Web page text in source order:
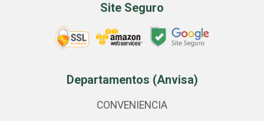
Site Seguro
Departamentos (Anvisa)
CONVENIENCIA